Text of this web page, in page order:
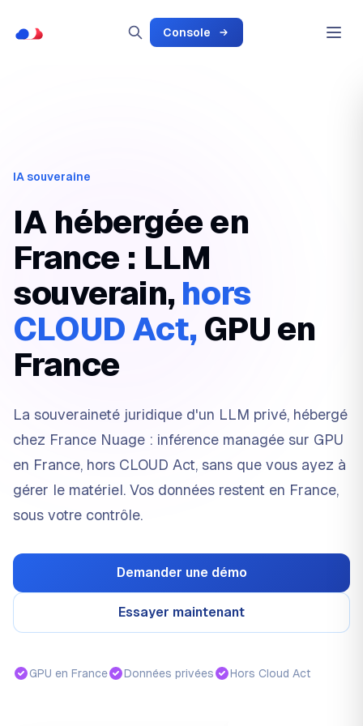
Console
IA souveraine
IA hébergée en
France : LLM
souverain, hors
CLOUD Act, GPU en
France
La souveraineté juridique d'un LLM privé, hébergé
chez France Nuage : inférence managée sur GPU
en France, hors CLOUD Act, sans que vous ayez à
gérer le matériel. Vos données restent en France,
sous votre contrôle.
Demander une démo
Essayer maintenant
GPU en France Données privées Hors Cloud Act